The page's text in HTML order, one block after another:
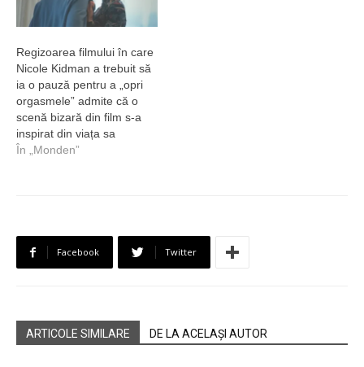
Regizoarea filmului în care
Nicole Kidman a trebuit să
ia o pauză pentru a „opri
orgasmele” admite că o
scenă bizară din film s-a
inspirat din viața sa
În „Monden”
Facebook Twitter
ARTICOLE SIMILARE DE LA ACELAȘI AUTOR